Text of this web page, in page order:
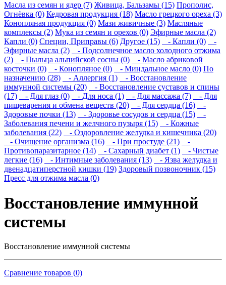
Масла из семян и ядер (7) Живица, Бальзамы (15) Прополис,
Огнёвка (0) Кедровая продукция (18) Масло грецкого ореха (3)
Конопляная продукция (0) Мази живичные (3) Масляные
комплексы (2) Мука из семян и орехов (0) Эфирные масла (2)
Капли (0) Специи, Приправы (6) Другое (15) - Капли (0)
-
Эфирные масла (2)
- Подсолнечное масло холодного отжима
(2)
- Пыльца альпийской сосны (0)
- Масло абриковой
косточки (0)
- Конопляное (0) - Миндальное масло (0) По
назначению (28)
- Аллергия (1)
- Восстановление
иммунной системы (20)
- Восстановление суставов и спины
(17)
- Для глаз (0) - Для носа (1) - Для массажа (7)
- Для
пищеварения и обмена веществ (20)
- Для сердца (16)
-
Здоровые почки (13)
- Здоровье сосудов и сердца (15)
-
Заболевания печени и желчного пузыря (15)
- Кожные
заболевания (22)
- Оздоровление желудка и кишечника (20)
- Очищение организма (16)
- При простуде (21)
-
Противопаразитарное (14)
- Сахарный диабет (1)
- Чистые
легкие (16)
- Интимные заболевания (13)
- Язва желудка и
двенадцатиперстной кишки (19) Здоровый позвоночник (15)
Пресс для отжима масла (0)
Восстановление иммунной
системы
Восстановление иммунной системы
Сравнение товаров (0)